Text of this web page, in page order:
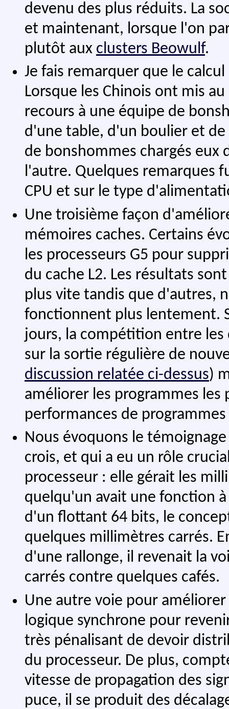
devenu des plus réduits. La
et maintenant, lorsque l'on
plutôt aux clusters Beowulf.
Je fais remarquer que le
Lorsque les Chinois ont mis
recours à une équipe de
d'une table, d'un boulier et
de bonshommes chargés eux
l'autre. Quelques remarques
CPU et sur le type
Une troisième façon
mémoires caches. Certains
les processeurs G5 pour
du cache L2. Les résultats
plus vite tandis que d'autres,
fonctionnent plus lentement.
jours, la compétition entre les
sur la sortie régulière de
discussion relatée ci-dessus)
améliorer les programmes les
performances de
Nous évoquons le
crois, et qui a eu un rôle
processeur : elle gérait les
quelqu'un avait une fonction
d'un flottant 64 bits, le
quelques millimètres carrés.
d'une rallonge, il revenait la
carrés contre quelques cafés.
Une autre voie pour
logique synchrone pour
très pénalisant de devoir
du processeur. De plus,
vitesse de propagation des
puce, il se produit des